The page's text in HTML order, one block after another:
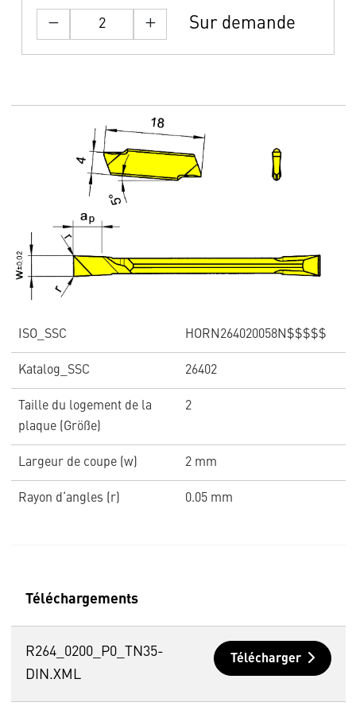
Sur demande
ISO_SSC HORN264020058N$$$$$
Katalog_SSC 26402
Taille du logement de la
plaque (Größe)
2
Largeur de coupe (w) 2 mm
Rayon d‘angles (r) 0.05 mm
Téléchargements
R264_0200_P0_TN35-
DIN.XML
Télécharger